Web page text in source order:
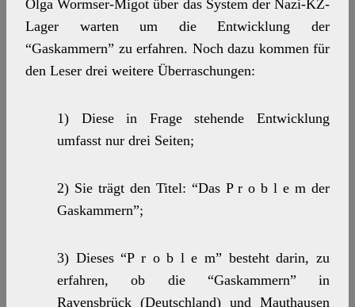
Olga Wormser-Migot über das System der Nazi-KZ-
Lager warten um die Entwicklung der
“Gaskammern” zu erfahren. Noch dazu kommen für
den Leser drei weitere Überraschungen:
1) Diese in Frage stehende Entwicklung
umfasst nur drei Seiten;
2) Sie trägt den Titel: “Das P r o b l e m der
Gaskammern”;
3) Dieses “P r o b l e m” besteht darin, zu
erfahren, ob die “Gaskammern” in
Ravensbrück (Deutschland) und Mauthausen